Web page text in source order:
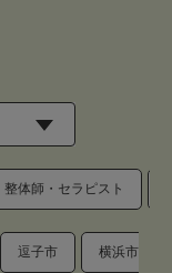
整体師・セラピスト
逗子市 横浜市栄区